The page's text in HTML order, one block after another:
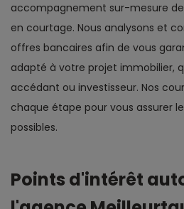
accompagnement sur-mesure
en courtage. Nous analysons et
offres bancaires afin de vous
adapté à votre projet immobilier,
accédant ou investisseur. Nos
chaque étape pour vous assurer
possibles.
Points d'intérêt